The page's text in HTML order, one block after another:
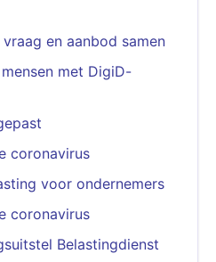
en aanbod samen
met DigiD-
coronavirus
voor ondernemers
coronavirus
Belastingdienst